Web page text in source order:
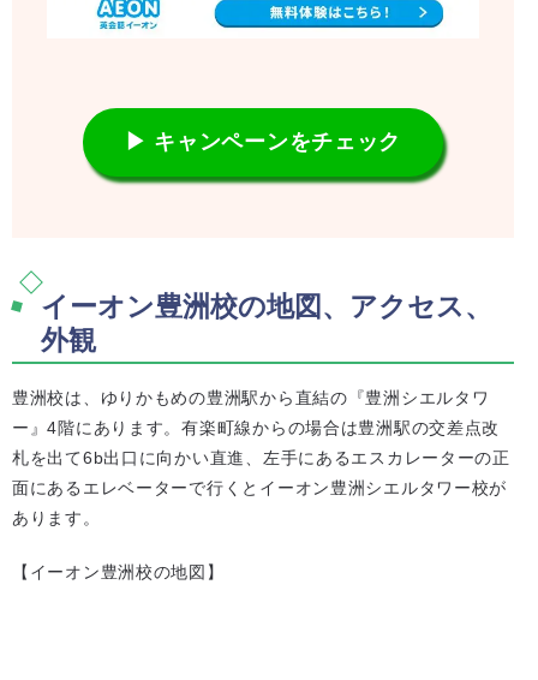
▶ キャンペーンをチェック
イーオン豊洲校の地図、アクセス、
外観
豊洲校は、ゆりかもめの豊洲駅から直結の『豊洲シエルタワ
ー』4階にあります。有楽町線からの場合は豊洲駅の交差点改
札を出て6b出口に向かい直進、左手にあるエスカレーターの正
面にあるエレベーターで行くとイーオン豊洲シエルタワー校が
あります。
【イーオン豊洲校の地図】